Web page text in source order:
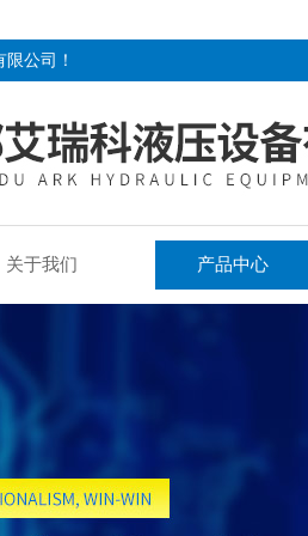
公司！
关于我们 产品中心